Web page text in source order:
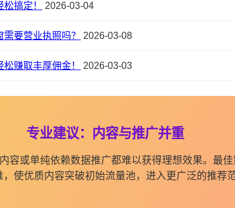
搞定！ 2026-03-04
要营业执照吗？ 2026-03-08
赚取丰厚佣金！ 2026-03-03
专业建议：内容与推广并重
容或单纯依赖数据推广都难以获得理想效果。最
，使优质内容突破初始流量池，进入更广泛的推荐范